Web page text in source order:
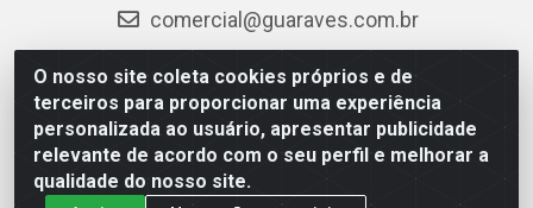
O nosso site coleta cookies próprios e de
terceiros para proporcionar uma experiência
personalizada ao usuário, apresentar publicidade
relevante de acordo com o seu perfil e melhorar a
qualidade do nosso site.
comercial@guaraves.com.br
Guaraves - PB 075 KM 2, S/N - Zona Rural, Guarabira/PB
- CEP 58.200-000 - CNPJ 12.727.145/0001-78